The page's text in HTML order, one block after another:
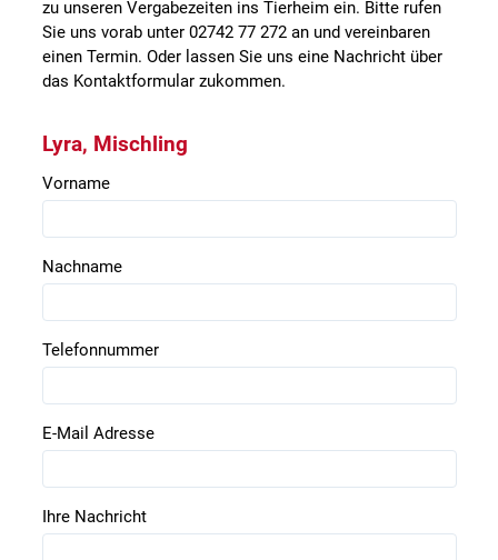
zu unseren Vergabezeiten ins Tierheim ein. Bitte rufen
Sie uns vorab unter 02742 77 272 an und vereinbaren
einen Termin. Oder lassen Sie uns eine Nachricht über
das Kontaktformular zukommen.
Lyra, Mischling
Vorname
Nachname
Telefonnummer
E-Mail Adresse
Ihre Nachricht